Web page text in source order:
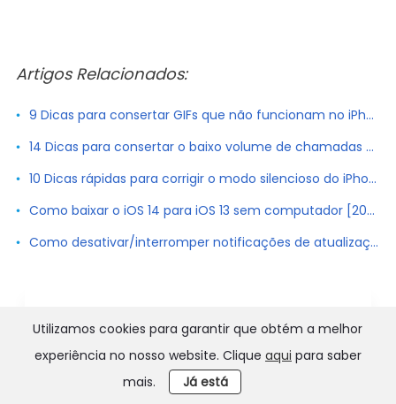
Utilizamos cookies para garantir que obtém a melhor
experiência no nosso website. Clique aqui para saber
mais.
Já está
Artigos Relacionados:
9 Dicas para consertar GIFs que não funcionam no iPhone (iOS 14 Suportado)
14 Dicas para consertar o baixo volume de chamadas do iPhone em iOS 26
10 Dicas rápidas para corrigir o modo silencioso do iPhone ligando sozinho
Como baixar o iOS 14 para iOS 13 sem computador [2020]
Como desativar/interromper notificações de atualização do iOS 16 no iPhone
Joan J. Mims está interessado em pesquisar todas